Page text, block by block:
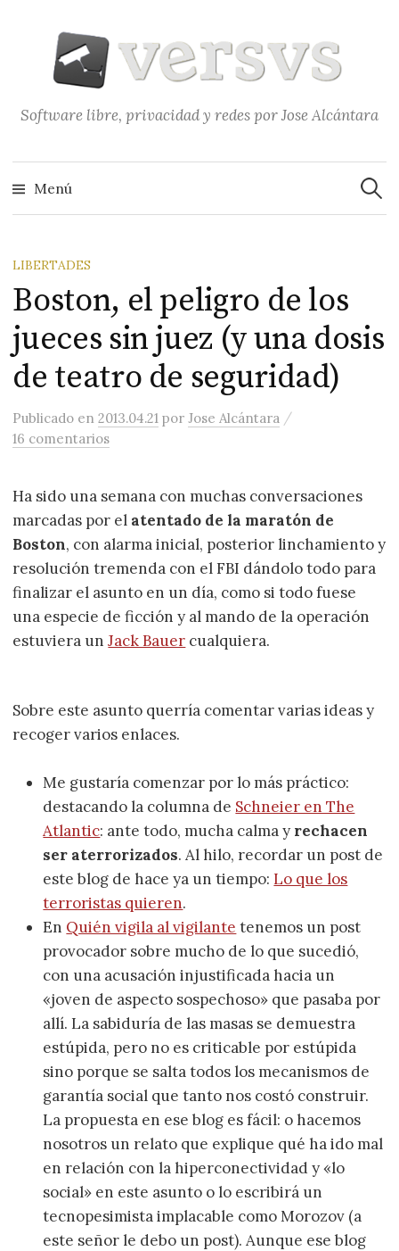
contenido
Software libre, privacidad y redes por Jose Alcántara
Menú
LIBERTADES
Boston, el peligro de los
jueces sin juez (y una dosis
de teatro de seguridad)
Publicado en2013.04.21 porJose Alcántara /
16 comentarios
Ha sido una semana con muchas conversaciones
marcadas por el atentado de la maratón de
Boston, con alarma inicial, posterior linchamiento y
resolución tremenda con el FBI dándolo todo para
finalizar el asunto en un día, como si todo fuese
una especie de ficción y al mando de la operación
estuviera unJack Bauer cualquiera.
Sobre este asunto querría comentar varias ideas y
recoger varios enlaces.
Me gustaría comenzar por lo más práctico:
destacando la columna de Schneier en The
Atlantic: ante todo, mucha calma y rechacen
ser aterrorizados. Al hilo, recordar un post de
este blog de hace ya un tiempo:Lo que los
terroristas quieren.
En Quién vigila al vigilante tenemos un post
provocador sobre mucho de lo que sucedió,
con una acusación injustificada hacia un
«joven de aspecto sospechoso» que pasaba por
allí. La sabiduría de las masas se demuestra
estúpida, pero no es criticable por estúpida
sino porque se salta todos los mecanismos de
garantía social que tanto nos costó construir.
La propuesta en ese blog es fácil: o hacemos
nosotros un relato que explique qué ha ido mal
en relación con la hiperconectividad y «lo
social» en este asunto o lo escribirá un
tecnopesimista implacable como Morozov (a
este señor le debo un post). Aunque ese blog